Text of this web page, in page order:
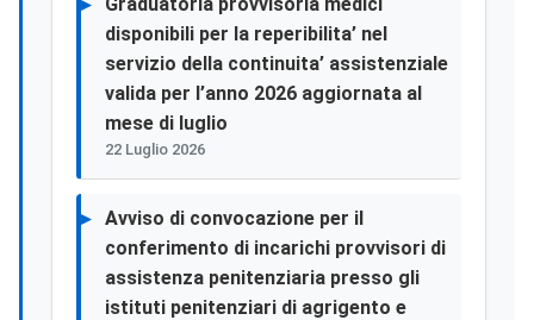
disponibili per la reperibilita’ nel
servizio della continuita’ assistenziale
valida per l’anno 2026 aggiornata al
mese di luglio
22 Luglio 2026
Avviso di convocazione per il
conferimento di incarichi provvisori di
assistenza penitenziaria presso gli
istituti penitenziari di agrigento e